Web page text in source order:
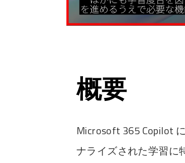
概要
Microsoft 365 Copilot
ナライズされた学習に